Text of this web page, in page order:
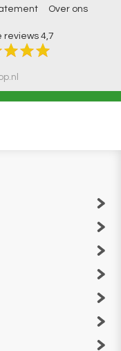
Over ons
reviews 4,7